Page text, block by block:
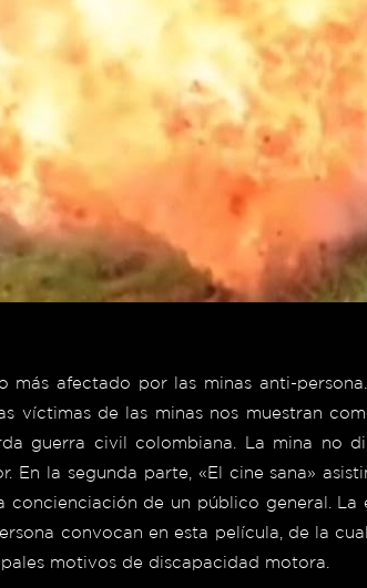
afectado por las minas anti-persona.
víctimas de las minas nos muestran
guerra civil colombiana. La mina no
En la segunda parte, «El cine sana»
de un público general.
convocan en esta película, de la
motivos de discapacidad motora.